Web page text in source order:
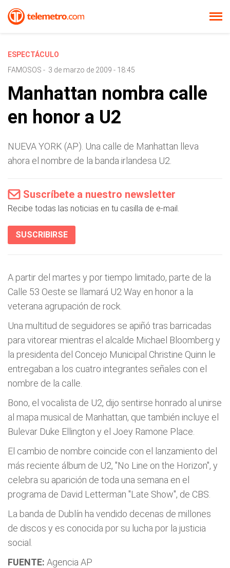
ESPECTÁCULO
FAMOSOS - 3 de marzo de 2009 - 18:45
Manhattan nombra calle
en honor a U2
NUEVA YORK (AP). Una calle de Manhattan lleva
ahora el nombre de la banda irlandesa U2.
Suscríbete a nuestro newsletter
Recibe todas las noticias en tu casilla de e-mail.
SUSCRIBIRSE
A partir del martes y por tiempo limitado, parte de la
Calle 53 Oeste se llamará U2 Way en honor a la
veterana agrupación de rock.
Una multitud de seguidores se apiñó tras barricadas
para vitorear mientras el alcalde Michael Bloomberg y
la presidenta del Concejo Municipal Christine Quinn le
entregaban a los cuatro integrantes señales con el
nombre de la calle.
Bono, el vocalista de U2, dijo sentirse honrado al unirse
al mapa musical de Manhattan, que también incluye el
Bulevar Duke Ellington y el Joey Ramone Place.
El cambio de nombre coincide con el lanzamiento del
más reciente álbum de U2, "No Line on the Horizon", y
celebra su aparición de toda una semana en el
programa de David Letterman "Late Show", de CBS.
La banda de Dublín ha vendido decenas de millones
de discos y es conocida por su lucha por la justicia
social.
FUENTE: Agencia AP